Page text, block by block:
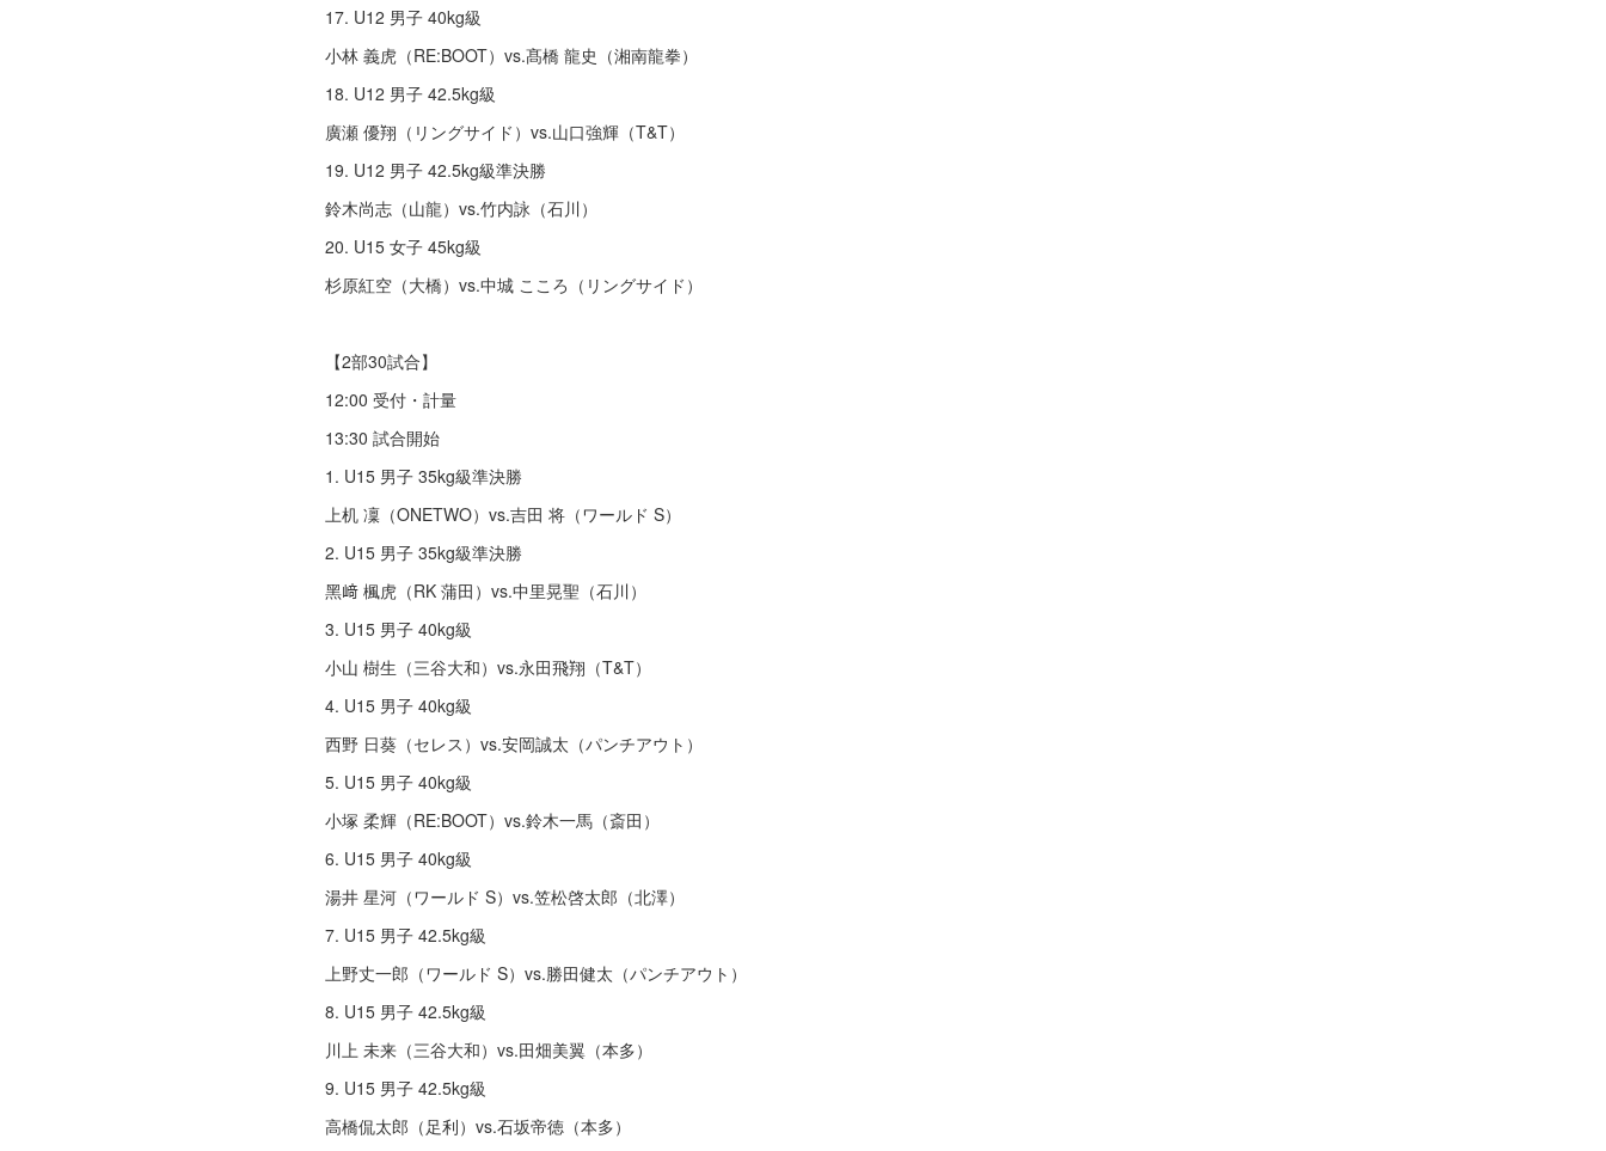
17. U12 男子 40kg級
⼩林 義⻁（RE:BOOT）vs.髙橋 ⿓史（湘南⿓拳）
18. U12 男子 42.5kg級
廣瀬 優翔（リングサイド）vs.⼭⼝強輝（T&T）
19. U12 男子 42.5kg級準決勝
鈴⽊尚志（⼭⿓）vs.⽵内詠（⽯川）
20. U15 ⼥子 45kg級
杉原紅空（大橋）vs.中城 こころ（リングサイド）
【2部30試合】
12:00 受付・計量
13:30 試合開始
1. U15 男子 35kg級準決勝
上机 凜（ONETWO）vs.吉⽥ 将（ワールド S）
2. U15 男子 35kg級準決勝
⿊﨑 楓⻁（RK 蒲⽥）vs.中⾥晃聖（⽯川）
3. U15 男子 40kg級
⼩⼭ 樹⽣（三⾕大和）vs.永⽥⾶翔（T&T）
4. U15 男子 40kg級
⻄野 ⽇葵（セレス）vs.安岡誠太（パンチアウト）
5. U15 男子 40kg級
⼩塚 柔輝（RE:BOOT）vs.鈴⽊⼀⾺（斎⽥）
6. U15 男子 40kg級
湯井 星河（ワールド S）vs.笠松啓太郎（北澤）
7. U15 男子 42.5kg級
上野丈⼀郎（ワールド S）vs.勝⽥健太（パンチアウト）
8. U15 男子 42.5kg級
川上 未来（三⾕大和）vs.⽥畑美翼（本多）
9. U15 男子 42.5kg級
高橋侃太郎（⾜利）vs.⽯坂帝徳（本多）